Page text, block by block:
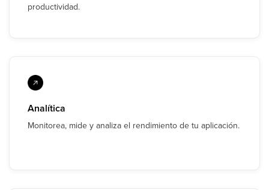
productividad.
Analítica
Monitorea, mide y analiza el rendimiento de tu aplicación.